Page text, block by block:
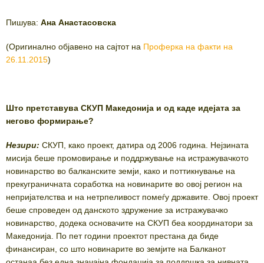
Пишува: Ана Анастасовска
(Оригинално објавено на сајтот на Проферка на факти на
26.11.2015)
Што претставува СКУП Македонија и од каде идејата за
негово формирање?
Незири: СКУП, како проект, датира од 2006 година. Нејзината
мисија беше промовирање и поддржување на истражувачкото
новинарство во балканските земји, како и поттикнување на
прекуграничната соработка на новинарите во овој регион на
непријателства и на нетрпеливост помеѓу државите. Овој проект
беше спроведен од данското здружение за истражувачко
новинарство, додека основачите на СКУП беа координатори за
Македонија. По пет години проектот престана да биде
финансиран, со што новинарите во земјите на Балканот